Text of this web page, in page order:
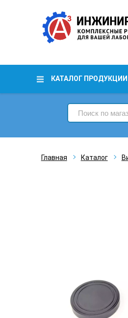
КАТАЛОГ ПРОДУКЦИИ
Главная Каталог